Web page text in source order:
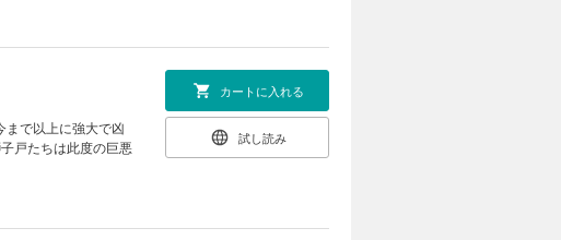
で以上に強大で凶
戸たちは此度の巨悪
カートに入れる
試し読み